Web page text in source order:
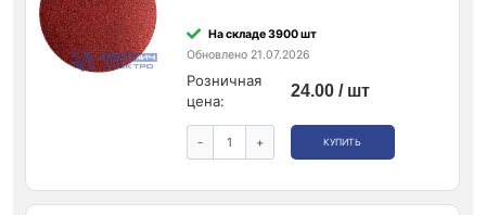
На складе 3900 шт
Обновлено 21.07.2026
Розничная
цена:
24.00 / шт
- + КУПИТЬ